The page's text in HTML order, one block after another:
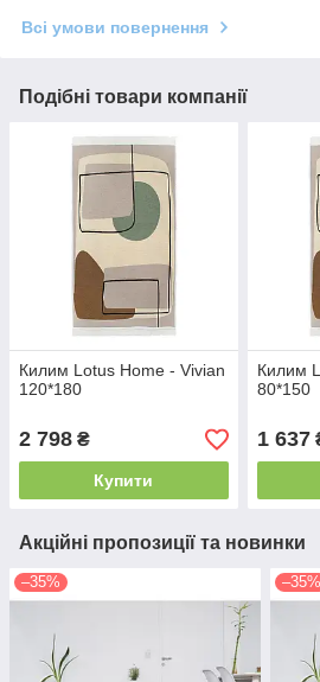
Всі умови повернення
Подібні товари компанії
Килим Lotus Home - Vivian
120*180
2 798 ₴
Купити
Килим
80*150
1 637
Акційні пропозиції та новинки
–35% –35%